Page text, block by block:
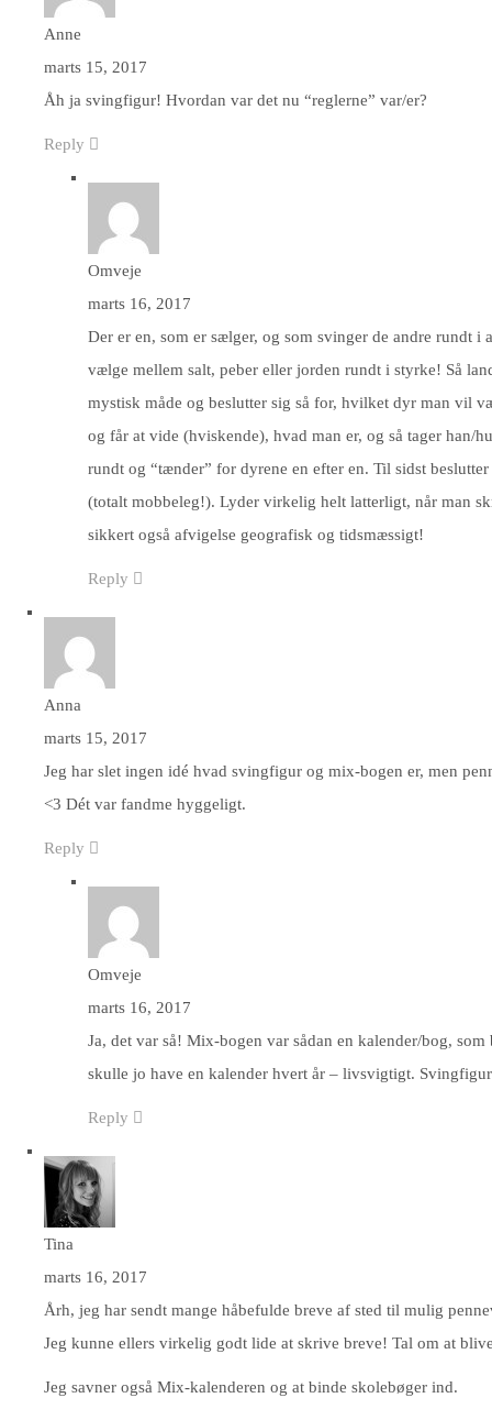
Anne
marts 15, 2017
Åh ja svingfigur! Hvordan var det nu “reglerne” var/er?
Reply
Omveje
marts 16, 2017
Der er en, som er sælger, og som svinger de andre rundt i
vælge mellem salt, peber eller jorden rundt i styrke! Så
mystisk måde og beslutter sig så for, hvilket dyr man vil
og får at vide (hviskende), hvad man er, og så tager han/
rundt og “tænder” for dyrene en efter en. Til sidst
(totalt mobbeleg!). Lyder virkelig helt latterligt, når man
sikkert også afvigelse geografisk og tidsmæssigt!
Reply
Anna
marts 15, 2017
Jeg har slet ingen idé hvad svingfigur og mix-bogen er, men
<3 Dét var fandme hyggeligt.
Reply
Omveje
marts 16, 2017
Ja, det var så! Mix-bogen var sådan en kalender/bog,
skulle jo have en kalender hvert år – livsvigtigt.
Reply
Tina
marts 16, 2017
Årh, jeg har sendt mange håbefulde breve af sted til mulig
Jeg kunne ellers virkelig godt lide at skrive breve! Tal om at
Jeg savner også Mix-kalenderen og at binde skolebøger ind.